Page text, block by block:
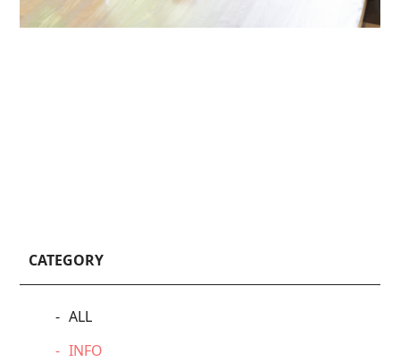
CATEGORY
ALL
INFO